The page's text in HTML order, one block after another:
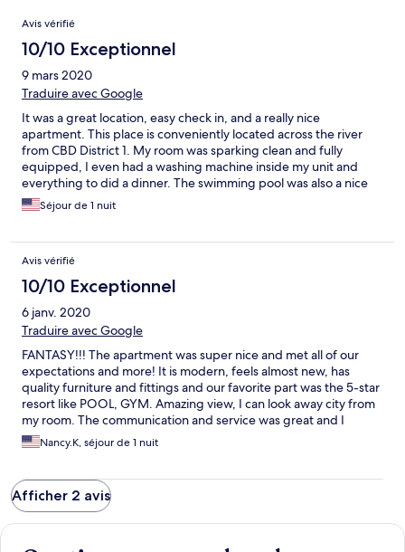
Avis
Avis vérifié
10/10 Exceptionnel
9 mars 2020
Traduire avec Google
It was a great location, easy check in, and a really nice
apartment. This place is conveniently located across the river
from CBD District 1. My room was sparking clean and fully
equipped, I even had a washing machine inside my unit and
everything to did a dinner. The swimming pool was also a nice
place for enjoying. We feel so fortunate to have selected this
place during our time there.
Séjour de 1 nuit
Avis vérifié
10/10 Exceptionnel
6 janv. 2020
Traduire avec Google
FANTASY!!! The apartment was super nice and met all of our
expectations and more! It is modern, feels almost new, has
quality furniture and fittings and our favorite part was the 5-star
resort like POOL, GYM. Amazing view, I can look away city from
my room. The communication and service was great and I
especially liked the staffs who were responsive for check-in to
ensure no hassles, and nice touches like a couple of bottles of
family lives in HCMC and the purpose of our stay was for a
'staycation' for the family and this proved to be great a holiday-
like experience away from the hustle-bustle of normal HCMC
Nancy.K, séjour de 1 nuit
Afficher 2 avis